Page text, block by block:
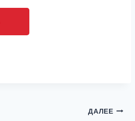
ДАЛЕЕ